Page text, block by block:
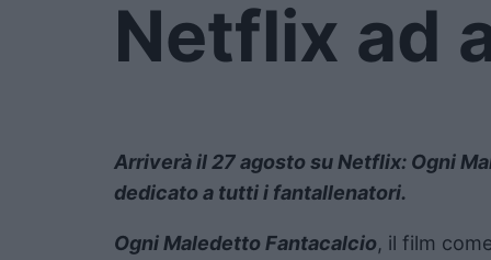
Netflix ad
Arriverà il 27 agosto su Netflix: Ogni
dedicato a tutti i fantallenatori.
Ogni Maledetto Fantacalcio, il film